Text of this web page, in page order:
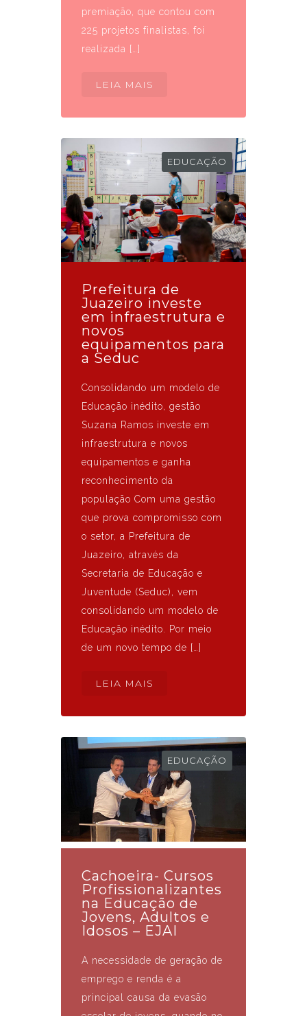
premiação, que contou com
225 projetos finalistas, foi
realizada […]
LEIA MAIS
EDUCAÇÃO
Prefeitura de
Juazeiro investe
em infraestrutura e
novos
equipamentos para
a Seduc
Consolidando um modelo de
Educação inédito, gestão
Suzana Ramos investe em
infraestrutura e novos
equipamentos e ganha
reconhecimento da
população Com uma gestão
que prova compromisso com
o setor, a Prefeitura de
Juazeiro, através da
Secretaria de Educação e
Juventude (Seduc), vem
consolidando um modelo de
Educação inédito. Por meio
de um novo tempo de […]
LEIA MAIS
EDUCAÇÃO
Cachoeira- Cursos
Profissionalizantes
na Educação de
Jovens, Adultos e
Idosos – EJAI
A necessidade de geração de
emprego e renda é a
principal causa da evasão